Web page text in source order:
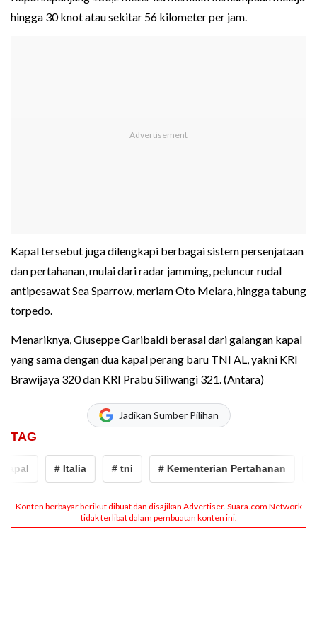
hingga 30 knot atau sekitar 56 kilometer per jam.
Kapal tersebut juga dilengkapi berbagai sistem persenjataan
dan pertahanan, mulai dari radar jamming, peluncur rudal
antipesawat Sea Sparrow, meriam Oto Melara, hingga tabung
torpedo.
Menariknya, Giuseppe Garibaldi berasal dari galangan kapal
yang sama dengan dua kapal perang baru TNI AL, yakni KRI
Brawijaya 320 dan KRI Prabu Siliwangi 321. (Antara)
Jadikan Sumber Pilihan
TAG
# Italia # tni # Kementerian Pertahanan